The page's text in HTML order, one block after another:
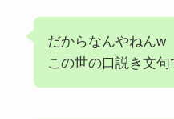
だからなんやねんw
この世の口説き文